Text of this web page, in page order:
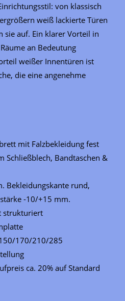
von klassisch
weiß lackierte Türen
sie auf. Ein klarer Vorteil in
an Bedeutung
weißer Innentüren ist
die eine angenehme
mit Falzbekleidung fest
Schließblech, Bandtaschen &
Bekleidungskante rund,
-10/+15 mm.
strukturiert
170/210/285
ca. 20% auf Standard